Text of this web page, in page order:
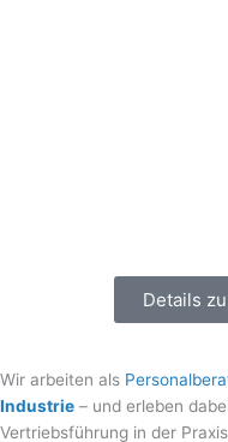
Details
Wir arbeiten als
Industrie – und erleben
Vertriebsführung in der